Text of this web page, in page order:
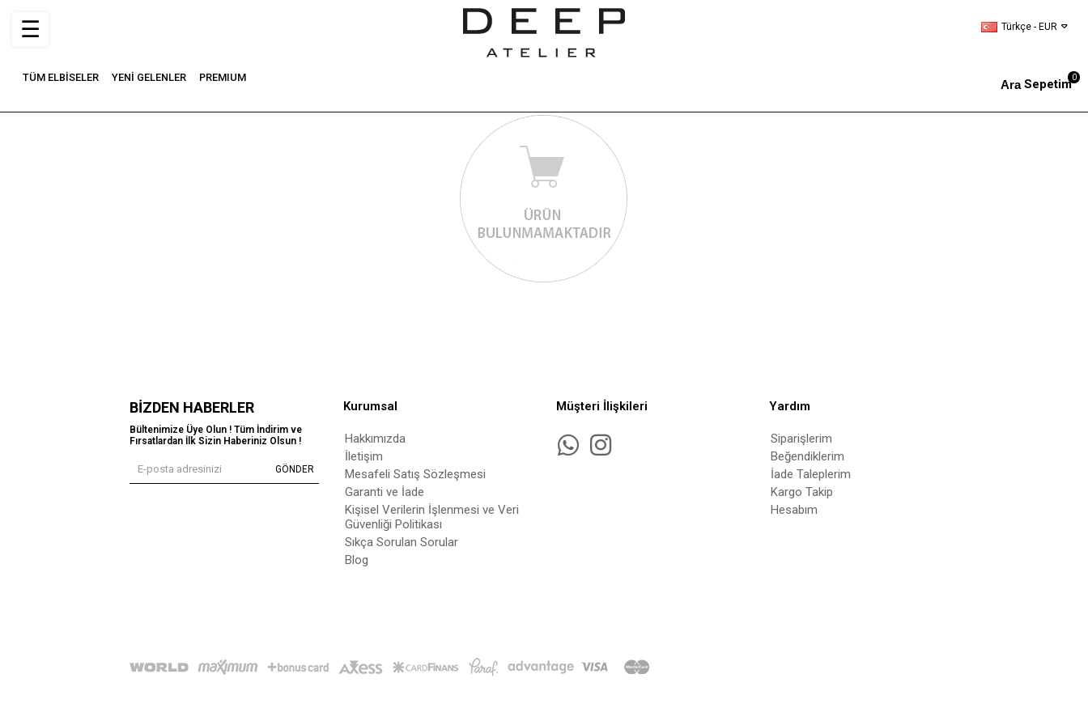
Türkçe - EUR
Sepetim0
TÜM ELBİSELER YENİ GELENLER PREMIUM
☰
BIZDEN HABERLER
Bültenimize Üye Olun ! Tüm İndirim ve
Fırsatlardan İlk Sizin Haberiniz Olsun !
GÖNDER
Kurumsal
Hakkımızda
İletişim
Mesafeli Satış Sözleşmesi
Garanti ve İade
Kişisel Verilerin İşlenmesi ve Veri
Güvenliği Politikası
Sıkça Sorulan Sorular
Blog
Müşteri İlişkileri Yardım
Siparişlerim
Beğendiklerim
İade Taleplerim
Kargo Takip
Hesabım